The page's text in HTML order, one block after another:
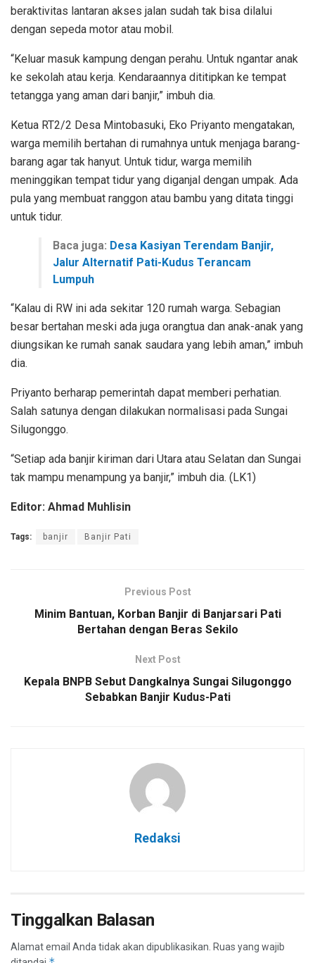
beraktivitas lantaran akses jalan sudah tak bisa dilalui
dengan sepeda motor atau mobil.
“Keluar masuk kampung dengan perahu. Untuk ngantar anak
ke sekolah atau kerja. Kendaraannya dititipkan ke tempat
tetangga yang aman dari banjir,” imbuh dia.
Ketua RT2/2 Desa Mintobasuki, Eko Priyanto mengatakan,
warga memilih bertahan di rumahnya untuk menjaga barang-
barang agar tak hanyut. Untuk tidur, warga memilih
meninggikan tempat tidur yang diganjal dengan umpak. Ada
pula yang membuat ranggon atau bambu yang ditata tinggi
untuk tidur.
Baca juga: Desa Kasiyan Terendam Banjir,
Jalur Alternatif Pati-Kudus Terancam
Lumpuh
“Kalau di RW ini ada sekitar 120 rumah warga. Sebagian
besar bertahan meski ada juga orangtua dan anak-anak yang
diungsikan ke rumah sanak saudara yang lebih aman,” imbuh
dia.
Priyanto berharap pemerintah dapat memberi perhatian.
Salah satunya dengan dilakukan normalisasi pada Sungai
Silugonggo.
“Setiap ada banjir kiriman dari Utara atau Selatan dan Sungai
tak mampu menampung ya banjir,” imbuh dia. (LK1)
Editor: Ahmad Muhlisin
Tags: banjir Banjir Pati
Previous Post
Minim Bantuan, Korban Banjir di Banjarsari Pati
Bertahan dengan Beras Sekilo
Next Post
Kepala BNPB Sebut Dangkalnya Sungai Silugonggo
Sebabkan Banjir Kudus-Pati
Redaksi
Tinggalkan Balasan
Alamat email Anda tidak akan dipublikasikan. Ruas yang wajib